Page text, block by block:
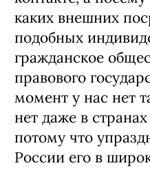
каких внешних
подобных
гражданское
правового
момент у нас нет
нет даже в
потому что
России его в